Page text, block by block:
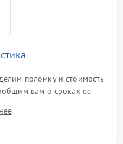
поломку и стоимость
вам о сроках ее